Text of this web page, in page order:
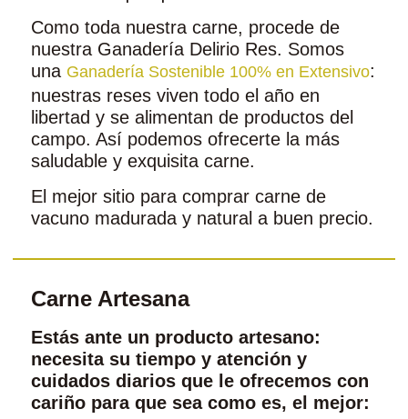
Como toda nuestra carne, procede de
nuestra Ganadería Delirio Res. Somos
una Ganadería Sostenible 100% en Extensivo:
nuestras reses viven todo el año en
libertad y se alimentan de productos del
campo. Así podemos ofrecerte la más
saludable y exquisita carne.
El mejor sitio para comprar carne de
vacuno madurada y natural a buen precio.
Carne Artesana
Estás ante un producto artesano:
necesita su tiempo y atención y
cuidados diarios que le ofrecemos con
cariño para que sea como es, el mejor: